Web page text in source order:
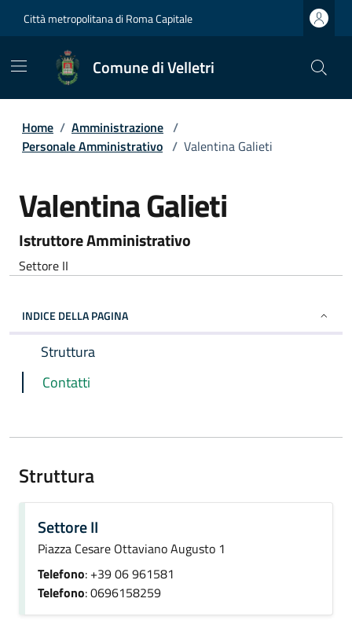
Città metropolitana di Roma Capitale
Comune di Velletri
Home / Amministrazione /
Personale Amministrativo / Valentina Galieti
Valentina Galieti
Istruttore Amministrativo
Settore II
INDICE DELLA PAGINA
Struttura
Contatti
Struttura
Settore II
Piazza Cesare Ottaviano Augusto 1
Telefono: +39 06 961581
Telefono: 0696158259